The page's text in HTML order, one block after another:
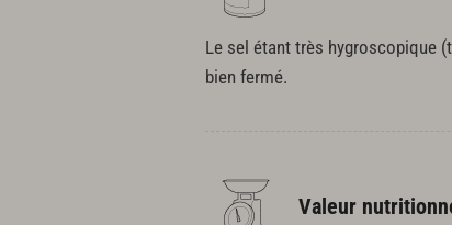
Le sel étant très hygroscopique
bien fermé.
Valeur